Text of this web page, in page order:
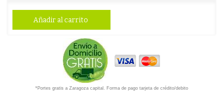
Añadir al carrito
*Portes gratis a Zaragoza capital. Forma de pago tarjeta de crédito/debito